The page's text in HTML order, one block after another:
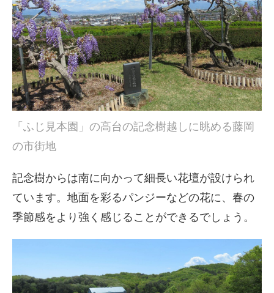
「ふじ見本園」の高台の記念樹越しに眺める藤岡
の市街地
記念樹からは南に向かって細長い花壇が設けられ
ています。地面を彩るパンジーなどの花に、春の
季節感をより強く感じることができるでしょう。